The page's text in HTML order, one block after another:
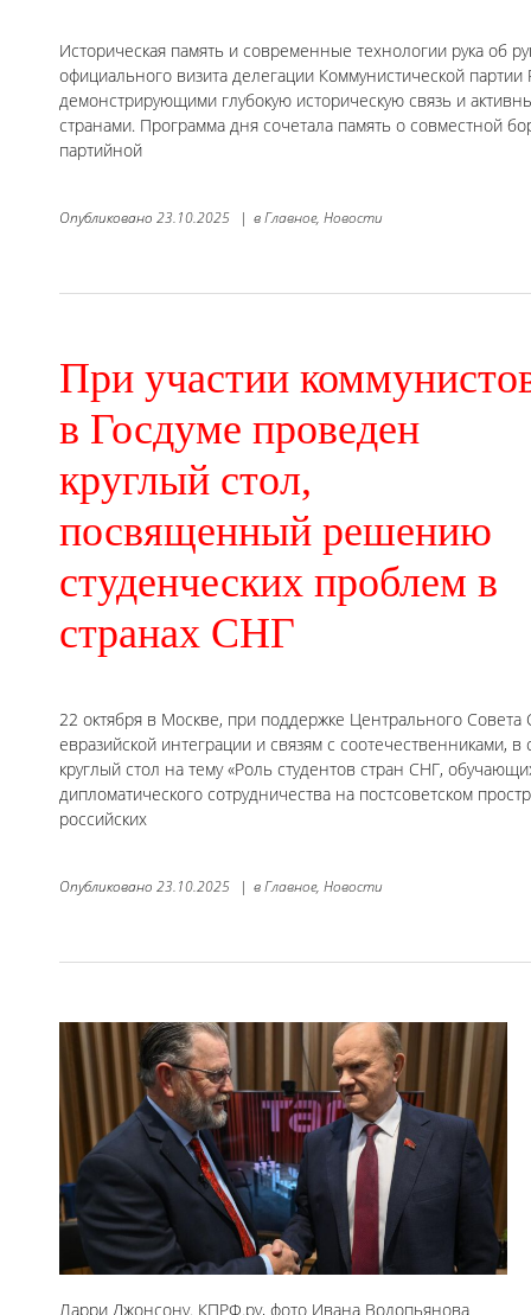
Историческая память и современные технологии рука об
официального визита делегации Коммунистической
демонстрирующими глубокую историческую связь и
странами. Программа дня сочетала память о совместной
партийной
Опубликовано 23.10.2025 | вГлавное, Новости
При участии
в Госдуме проведен
круглый стол,
посвященный решению
студенческих проблем в
странах СНГ
22 октября в Москве, при поддержке Центрального
евразийской интеграции и связям с соотечественниками,
круглый стол на тему «Роль студентов стран СНГ,
дипломатического сотрудничества на постсоветском
российских
Опубликовано 23.10.2025 | вГлавное, Новости
Ларри Джонсону. КПРФ.ру, фото Ивана Водопьянова